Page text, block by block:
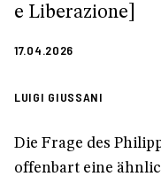
e Liberazione]
17.04.2026
LUIGI GIUSSANI
Die Frage des
offenbart eine